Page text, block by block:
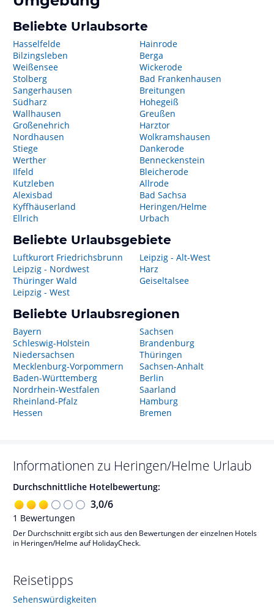
Beliebte Urlaubsorte
Hasselfelde
Bilzingsleben
Weißensee
Stolberg
Sangerhausen
Südharz
Wallhausen
Großenehrich
Nordhausen
Stiege
Werther
Ilfeld
Kutzleben
Alexisbad
Kyffhäuserland
Ellrich
Hainrode
Berga
Wickerode
Bad Frankenhausen
Breitungen
Hohegeiß
Greußen
Harztor
Wolkramshausen
Dankerode
Benneckenstein
Bleicherode
Allrode
Bad Sachsa
Heringen/Helme
Urbach
Beliebte Urlaubsgebiete
Luftkurort Friedrichsbrunn
Leipzig - Nordwest
Thüringer Wald
Leipzig - West
Leipzig - Alt-West
Harz
Geiseltalsee
Beliebte Urlaubsregionen
Bayern
Schleswig-Holstein
Niedersachsen
Mecklenburg-Vorpommern
Baden-Württemberg
Nordrhein-Westfalen
Rheinland-Pfalz
Hessen
Sachsen
Brandenburg
Thüringen
Sachsen-Anhalt
Berlin
Saarland
Hamburg
Bremen
Informationen zu Heringen/Helme Urlaub
Durchschnittliche Hotelbewertung:
3,0/6
1 Bewertungen
Der Durchschnitt ergibt sich aus den Bewertungen der einzelnen Hotels
in Heringen/Helme auf HolidayCheck.
Reisetipps
Sehenswürdigkeiten